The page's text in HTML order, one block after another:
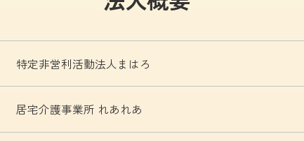
特定非営利活動法人まはろ
居宅介護事業所 れあれあ